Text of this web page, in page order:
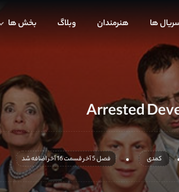
ها هنرمندان وبلاگ بخش ها
کمدی فصل 5 آخر قسمت 16 آخر اضافه شد